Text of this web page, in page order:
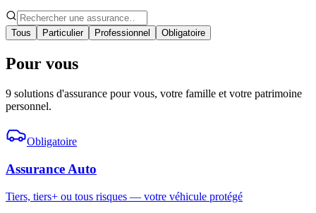
Tous Particulier Professionnel Obligatoire
Pour vous
9 solutions d'assurance pour vous, votre famille et votre patrimoine
personnel.
Obligatoire
Assurance Auto
Tiers, tiers+ ou tous risques — votre véhicule protégé